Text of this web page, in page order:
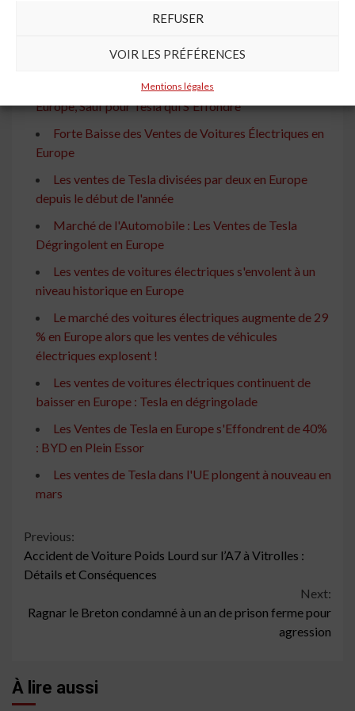
REFUSER
VOIR LES PRÉFÉRENCES
Mentions légales
Europe, Mais Tesla Plonge
Voitures Électriques : Les Ventes Explosent en
Europe, Sauf pour Tesla qui S'Effondre
Forte Baisse des Ventes de Voitures Électriques en
Europe
Les ventes de Tesla divisées par deux en Europe
depuis le début de l'année
Marché de l'Automobile : Les Ventes de Tesla
Dégringolent en Europe
Les ventes de voitures électriques s'envolent à un
niveau historique en Europe
Le marché des voitures électriques augmente de 29
% en Europe alors que les ventes de véhicules
électriques explosent !
Les ventes de voitures électriques continuent de
baisser en Europe : Tesla en dégringolade
Les Ventes de Tesla en Europe s'Effondrent de 40%
: BYD en Plein Essor
Les ventes de Tesla dans l'UE plongent à nouveau en
mars
Continue
Reading
Previous:
Accident de Voiture Poids Lourd sur l’A7 à Vitrolles :
Détails et Conséquences
Next:
Ragnar le Breton condamné à un an de prison ferme pour
agression
À lire aussi